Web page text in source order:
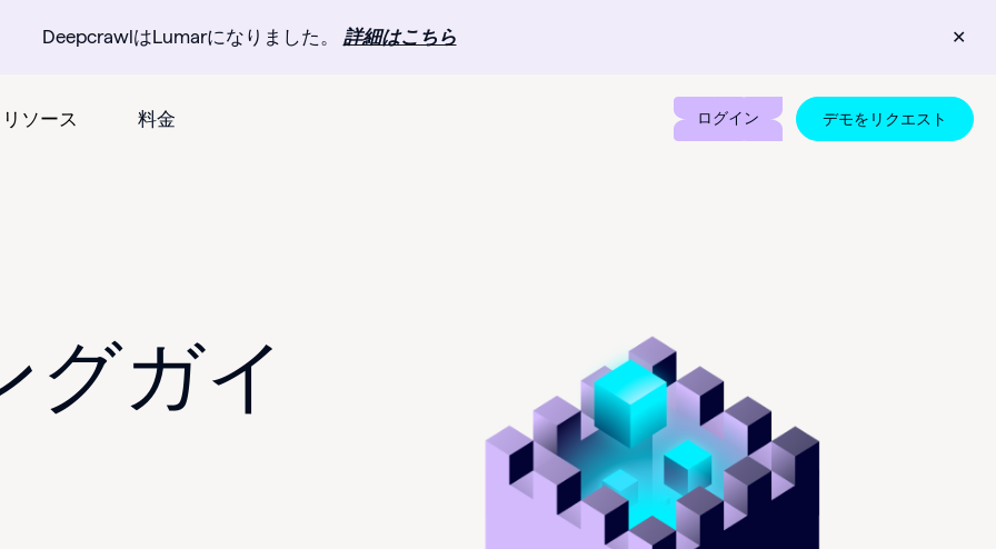
DeepcrawlはLumarになりました。 詳細はこちら ✕
リソース 料金 ログイン デモをリクエスト
グガイ